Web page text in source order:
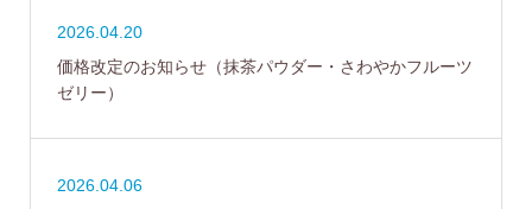
2026.04.20
価格改定のお知らせ（抹茶パウダー・さわやかフルーツ
ゼリー）
2026.04.06